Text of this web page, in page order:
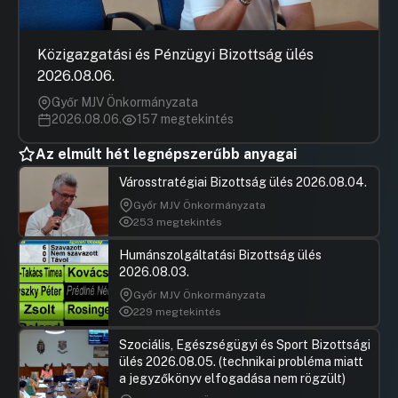
21.napirend: Javaslat előzetes
kötelezettségvállalásokhoz való
Jogú Város Önkormányzata által a
nevelési-oktatási intézményekben
biztosított étkeztetés vonatkozásában
Hozzászólások Ugrás a napirendi pontra
kötelezettségvállaláshoz való
hozzájárulás megadására a Győr Megyei
Jogú Város Önkormányzata által
fenntartott bölcsődék élelmiszer
nyersanyag beszerzésének
vonatkozásában
HozzászólásokUgrás a napirendi pontra
23.napirend: Javaslat előzetes
kötelezettségvállaláshoz való
hozzájárulás megadására a
légszennyezettség mérő autó
üzemeltetésére vonatkozó
közbeszerzéséhez
Hozzászólások
Dr.
Közigazgatási és Pénzügyi Bizottság ülés
2026.08.06.
Győr MJV Önkormányzata
2026.08.06.
157 megtekintés
Az elmúlt hét legnépszerűbb anyagai
Városstratégiai Bizottság ülés 2026.08.04.
Győr MJV Önkormányzata
253 megtekintés
Humánszolgáltatási Bizottság ülés
2026.08.03.
Győr MJV Önkormányzata
229 megtekintés
Szociális, Egészségügyi és Sport Bizottsági
ülés 2026.08.05. (technikai probléma miatt
a jegyzőkönyv elfogadása nem rögzült)